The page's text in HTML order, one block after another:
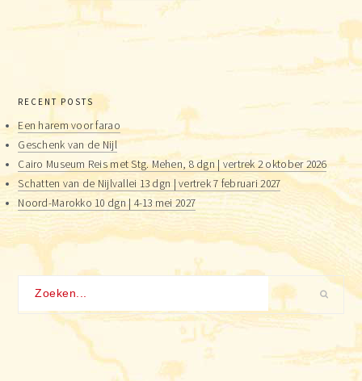
RECENT POSTS
Een harem voor farao
Geschenk van de Nijl
Cairo Museum Reis met Stg. Mehen, 8 dgn | vertrek 2 oktober 2026
Schatten van de Nijlvallei 13 dgn | vertrek 7 februari 2027
Noord-Marokko 10 dgn | 4-13 mei 2027